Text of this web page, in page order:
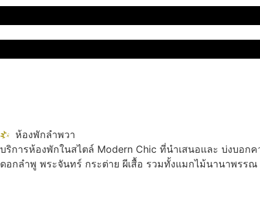
ห้องพักลำพวา
บริการห้องพักในสไตล์ Modern Chic ที่นำเสนอและ บ่งบอก
ดอกลำพู พระจันทร์ กระต่าย ผีเสื้อ รวมทั้งแมกไม้นานาพร